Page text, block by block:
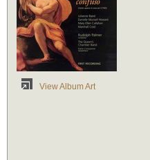
View Album Art